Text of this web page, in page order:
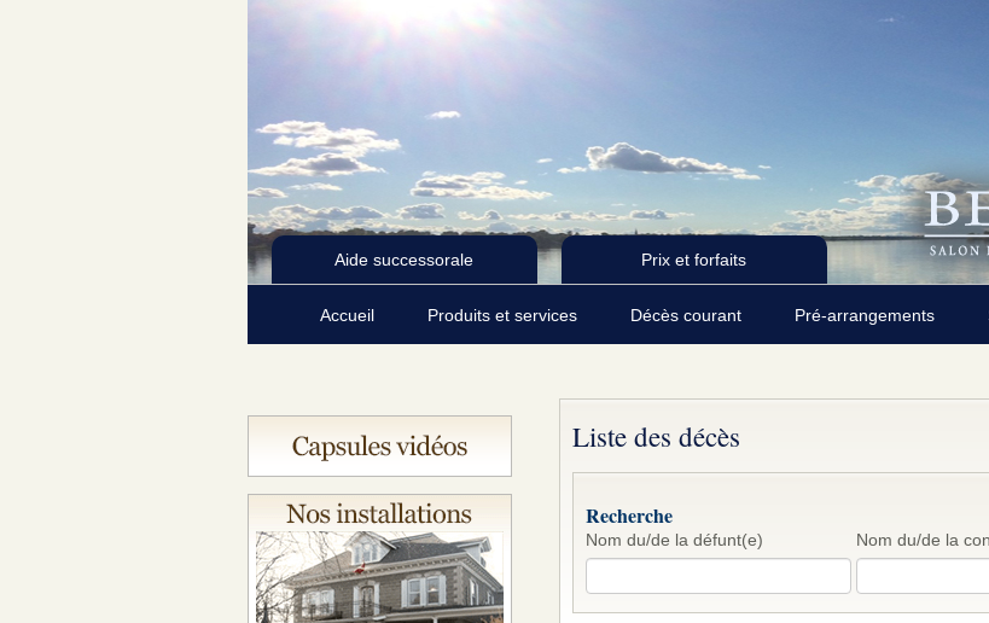
Aide successorale Prix et forfaits
Accueil Produits et services Décès courant Pré-arrangements
Liste des décès
Recherche
Nom du/de la défunt(e) Nom du/de la